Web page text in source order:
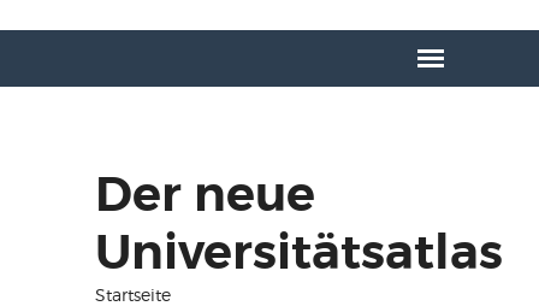
Der neue
Universitätsatlas
Startseite